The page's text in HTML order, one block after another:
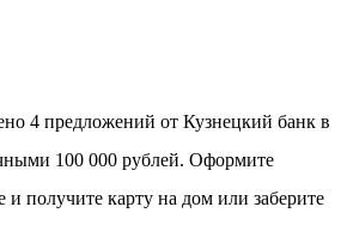
4 предложений от Кузнецкий банк в
100 000 рублей. Оформите
и получите карту на дом или заберите